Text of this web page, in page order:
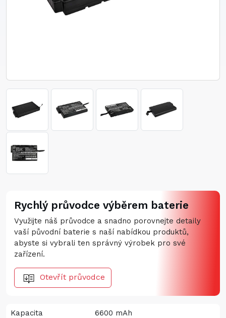
Rychlý průvodce výběrem baterie
Využijte náš průvodce a snadno porovnejte detaily
vaší původní baterie s naší nabídkou produktů,
abyste si vybrali ten správný výrobek pro své
zařízení.
Otevřít průvodce
Kapacita
6600 mAh